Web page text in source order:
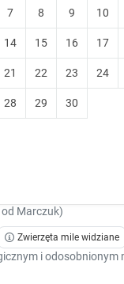
7 8 9 10
14 15 16 17
21 22 23 24
28 29 30
od Marczuk)
Marczuk)
Zwierzęta mile widziane